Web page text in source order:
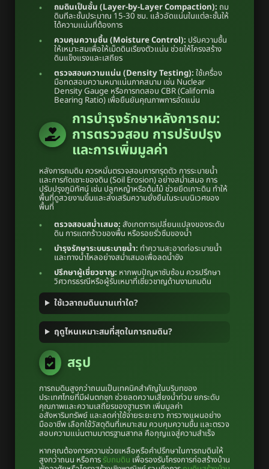
ถมดินเป็นชั้น (Layer-by-Layer Compaction): ถม
ดินทีละชั้นประมาณ 15-30 ซม. แล้วอัดแน่นในแต่ละชั้นให้
ได้ความแน่นที่ต้องการ
ควบคุมความชื้น (Moisture Control): ปรับความชื้น
ให้เหมาะสมเพื่อให้เม็ดดินเรียงตัวแน่น ช่วยให้โครงสร้าง
ดินแข็งแรงและเสถียร
ตรวจสอบความแน่น (Density Testing): ใช้เครื่อง
มือทดสอบความหนาแน่นภาคสนาม เช่น Nuclear
Density Gauge หรือการทดสอบ CBR (California
Bearing Ratio) เพื่อยืนยันคุณภาพการอัดแน่น
การบำรุงรักษาหลังการถม:
การตรวจสอบ การปรับปรุง
และการเพิ่มมูลค่า
หลังการถมดิน ควรหมั่นตรวจสอบการทรุดตัว การระบายน้ำ
และการกัดเซาะของดิน (Soil Erosion) อย่างสม่ำเสมอ การ
ปรับปรุงภูมิทัศน์ เช่น ปลูกหญ้าหรือต้นไม้ ช่วยยึดเกาะดิน ทำให้
พื้นที่ดูสวยงามขึ้นและส่งเสริมความยั่งยืนในระบบนิเวศของ
พื้นที่
ตรวจสอบสม่ำเสมอ: สังเกตการเปลี่ยนแปลงของระดับ
ดิน การแตกร้าวของพื้น หรือรอยรั่วซึมของน้ำ
บำรุงรักษาระบบระบายน้ำ: ทำความสะอาดท่อระบายน้ำ
และทางน้ำไหลอย่างสม่ำเสมอเพื่อลดน้ำขัง
ปรึกษาผู้เชี่ยวชาญ: หากพบปัญหาซับซ้อน ควรปรึกษา
วิศวกรธรณีหรือผู้รับเหมาที่เชี่ยวชาญด้านงานถมดิน
ใช้เวลาถมดินนานเท่าใด?
ฤดูไหนเหมาะสมที่สุดในการถมดิน?
สรุป
การถมดินสูงกว่าถนนเป็นเทคนิคสำคัญในบริบทของ
ประเทศไทยที่มีฝนตกชุก ช่วยลดความเสี่ยงน้ำท่วม ยกระดับ
คุณภาพและความเสถียรของฐานราก เพิ่มมูลค่า
อสังหาริมทรัพย์ และลดค่าใช้จ่ายระยะยาว การวางแผนอย่าง
มืออาชีพ เลือกใช้วัสดุดินที่เหมาะสม ควบคุมความชื้น และตรวจ
สอบความแน่นตามมาตรฐานสากล คือกุญแจสู่ความสำเร็จ
หากคุณต้องการความช่วยเหลือหรือคำปรึกษาในการถมดินให้
สูงกว่าถนน หรือการรับถมดิน เพื่อรองรับโครงการก่อสร้างบ้าน